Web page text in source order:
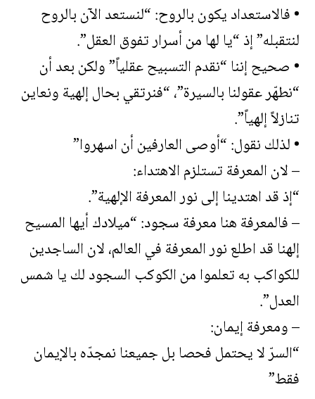
• فالاستعداد يكون بالروح: “لنستعد الآن بالروح
لنتقبله” إذ “يا لها من أسرار تفوق العقل”.
• صحيح إننا “نقدم التسبيح عقلياً” ولكن بعد أن
“نطهّر عقولنا بالسيرة”، “فنرتقي بحال إلهية ونعاين
تنازلاً إلهياً”.
• لذلك نقول: “أوصى العارفين أن اسهروا”
– لان المعرفة تستلزم الاهتداء:
“إذ قد اهتدينا إلى نور المعرفة الإلهية”.
– فالمعرفة هنا معرفة سجود: “ميلادك أيها المسيح
إلهنا قد اطلع نور المعرفة في العالم، لان الساجدين
للكواكب به تعلموا من الكوكب السجود لك يا شمس
العدل”.
– ومعرفة إيمان:
“السرّ لا يحتمل فحصا بل جميعنا نمجدّه بالإيمان
فقط”